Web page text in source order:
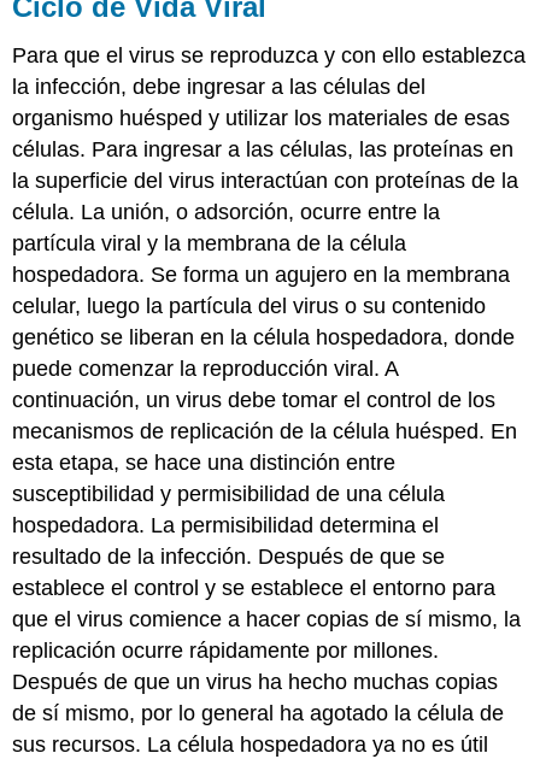
Para que el virus se reproduzca y con ello establezca
la infección, debe ingresar a las células del
organismo huésped y utilizar los materiales de esas
células. Para ingresar a las células, las proteínas en
la superficie del virus interactúan con proteínas de la
célula. La unión, o adsorción, ocurre entre la
partícula viral y la membrana de la célula
hospedadora. Se forma un agujero en la membrana
celular, luego la partícula del virus o su contenido
genético se liberan en la célula hospedadora, donde
puede comenzar la reproducción viral. A
continuación, un virus debe tomar el control de los
mecanismos de replicación de la célula huésped. En
esta etapa, se hace una distinción entre
susceptibilidad y permisibilidad de una célula
hospedadora. La permisibilidad determina el
resultado de la infección. Después de que se
establece el control y se establece el entorno para
que el virus comience a hacer copias de sí mismo, la
replicación ocurre rápidamente por millones.
Después de que un virus ha hecho muchas copias
de sí mismo, por lo general ha agotado la célula de
sus recursos. La célula hospedadora ya no es útil